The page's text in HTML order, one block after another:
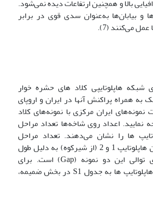
بالا و همچنین ارتفاعات دیده نمی‌شود.
و بیابان‌ها به‌عنوان سدی قوی در برابر
می‌کنند (7).
شبکه هاپلوتایپی کلاد های حشره خوار
همراه پراکنش آنها در ایران و اروپای
ایران مرکزی با نمونه‌های کلاد
نمایید. اعداد روی شاخه‌ها تعداد مراحل
ها را نشان می‌دهند. تعداد مراحل
موتاسیونی بالا بین هاپلوتایپ 1 و 2 (از شیرکوه) به دلیل طول
کوتاه‌تر در انتهای توالی این دو نمونه (Gap) است. برای
مشاهده اطلاعات هاپلوتایپ ها به جدول S1 در بخش ضمیمه،